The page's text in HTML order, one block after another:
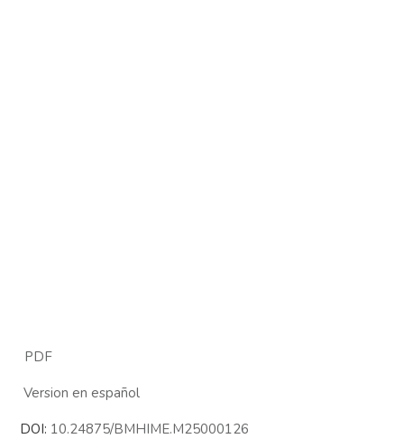
PDF
Version en español
DOI: 10.24875/BMHIME.M25000126